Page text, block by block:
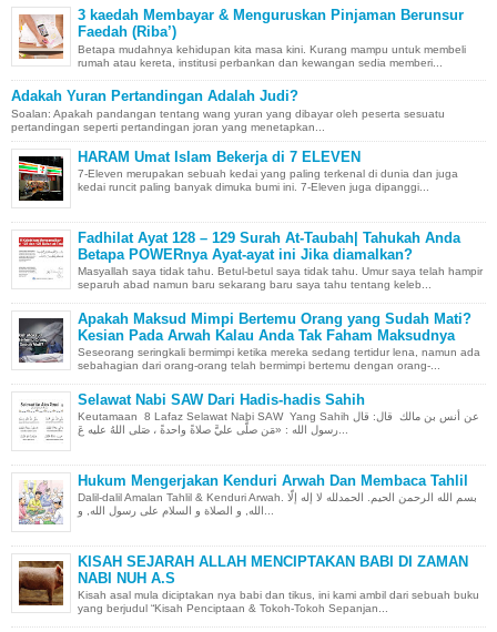
3 kaedah Membayar & Menguruskan Pinjaman Berunsur
Faedah (Riba’)
Betapa mudahnya kehidupan kita masa kini. Kurang mampu untuk membeli
rumah atau kereta, institusi perbankan dan kewangan sedia memberi...
Adakah Yuran Pertandingan Adalah Judi?
Soalan: Apakah pandangan tentang wang yuran yang dibayar oleh peserta sesuatu
pertandingan seperti pertandingan joran yang menetapkan...
HARAM Umat Islam Bekerja di 7 ELEVEN
7-Eleven merupakan sebuah kedai yang paling terkenal di dunia dan juga
kedai runcit paling banyak dimuka bumi ini. 7-Eleven juga dipanggi...
Fadhilat Ayat 128 – 129 Surah At-Taubah| Tahukah Anda
Betapa POWERnya Ayat-ayat ini Jika diamalkan?
Masyallah saya tidak tahu. Betul-betul saya tidak tahu. Umur saya telah hampir
separuh abad namun baru sekarang baru saya tahu tentang keleb...
Apakah Maksud Mimpi Bertemu Orang yang Sudah Mati?
Kesian Pada Arwah Kalau Anda Tak Faham Maksudnya
Seseorang seringkali bermimpi ketika mereka sedang tertidur lena, namun ada
sebahagian dari orang-orang telah bermimpi bertemu dengan orang-...
Selawat Nabi SAW Dari Hadis-hadis Sahih
Keutamaan 8 Lafaz Selawat Nabi SAW Yang Sahih عن أنس بن مالك قال: قال
Hukum Mengerjakan Kenduri Arwah Dan Membaca Tahlil
Dalil-dalil Amalan Tahlil & Kenduri Arwah. بسم الله الرحمن الحيم. الحمدلله لا إله إلّا
KISAH SEJARAH ALLAH MENCIPTAKAN BABI DI ZAMAN
NABI NUH A.S
Kisah asal mula diciptakan nya babi dan tikus, ini kami ambil dari sebuah buku
yang berjudul “Kisah Penciptaan & Tokoh-Tokoh Sepanjan...